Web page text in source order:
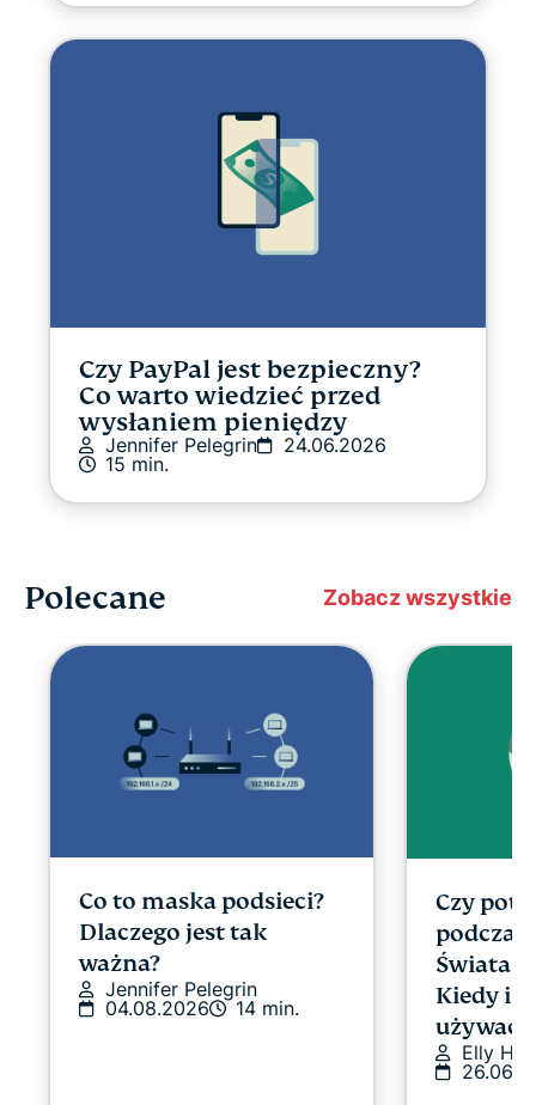
Czy PayPal jest bezpieczny?
Co warto wiedzieć przed
wysłaniem pieniędzy
Jennifer Pelegrin
24.06.2026
15 min.
Polecane Zobacz wszystkie
Co to maska podsieci?
Dlaczego jest tak
ważna?
Jennifer Pelegrin
04.08.2026
14 min.
Czy
podczas
Świata
Kiedy i
używać
Elly